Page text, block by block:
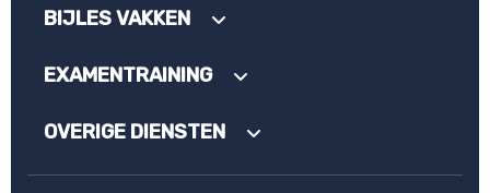
BIJLES VAKKEN
EXAMENTRAINING
OVERIGE DIENSTEN